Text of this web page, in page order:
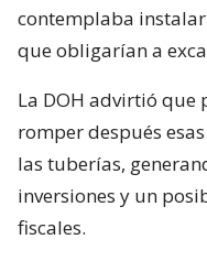
contemplaba
que obligarían a
La DOH advirtió
romper después
las tuberías,
inversiones y un
fiscales.